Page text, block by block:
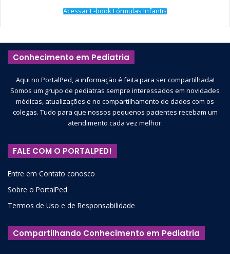
Acessar E-book Fórmulas Infantis
Conhecimento em Pediatria
Aqui no PortalPed, a informação é feita para ser compartilhada!
Somos um grupo de pediatras sempre interessados em novidades
médicas, atualizações e no compartilhamento de dados com os
colegas. Tudo para que nossos pequenos pacientes recebam um
atendimento cada vez melhor.
FALE COM O PORTALPED!
Entre em Contato conosco
Sobre o PortalPed
Termos de Uso e de Responsabilidade
Compartilhando Conhecimento em Pediatria